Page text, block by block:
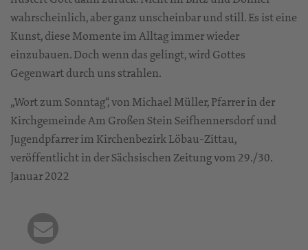
wahrscheinlich, aber ganz unscheinbar und still. Es ist eine
Kunst, diese Momente im Alltag immer wieder
einzubauen. Doch wenn das gelingt, wird Gottes
Gegenwart durch uns strahlen.
„Wort zum Sonntag“, von Michael Müller, Pfarrer in der
Kirchgemeinde Am Großen Stein Seifhennersdorf und
Jugendpfarrer im Kirchenbezirk Löbau-Zittau,
veröffentlicht in der Sächsischen Zeitung vom 29./30.
Januar 2022